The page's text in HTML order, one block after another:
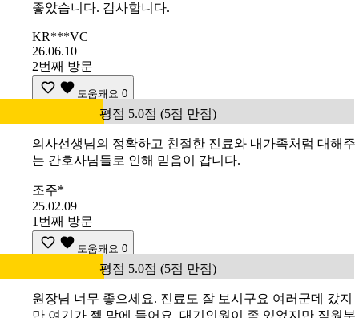
좋았습니다. 감사합니다.
KR***VC
26.06.10
2번째 방문
도움돼요 0
평점 5.0점 (5점 만점)
의사선생님의 정확하고 친절한 진료와 내가족처럼 대해주
는 간호사님들로 인해 믿음이 갑니다.
조주*
25.02.09
1번째 방문
도움돼요 0
평점 5.0점 (5점 만점)
원장님 너무 좋으세요. 진료도 잘 보시구요 여러군데 갔지